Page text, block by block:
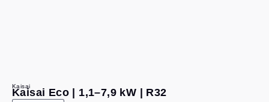
Kaisai
Kaisai Eco | 1,1–7,9 kW | R32